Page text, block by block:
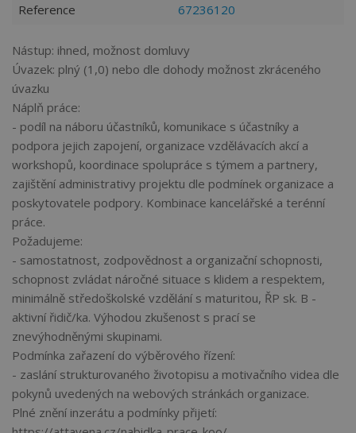
Reference
67236120
Nástup: ihned, možnost domluvy
Úvazek: plný (1,0) nebo dle dohody možnost zkráceného
úvazku
Náplň práce:
- podíl na náboru účastníků, komunikace s účastníky a
podpora jejich zapojení, organizace vzdělávacích akcí a
workshopů, koordinace spolupráce s týmem a partnery,
zajištění administrativy projektu dle podmínek organizace a
poskytovatele podpory. Kombinace kancelářské a terénní
práce.
Požadujeme:
- samostatnost, zodpovědnost a organizační schopnosti,
schopnost zvládat náročné situace s klidem a respektem,
minimálně středoškolské vzdělání s maturitou, ŘP sk. B -
aktivní řidič/ka. Výhodou zkušenost s prací se
znevýhodněnými skupinami.
Podmínka zařazení do výběrového řízení:
- zaslání strukturovaného životopisu a motivačního videa dle
pokynů uvedených na webových stránkách organizace.
Plné znění inzerátu a podmínky přijetí: